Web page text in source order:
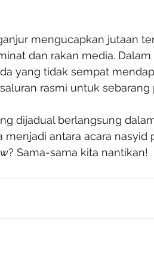
mengucapkan jutaan
dan rakan media.
yang tidak sempat
rasmi untuk
dijadual berlangsung
menjadi antara acara
? Sama-sama kita nantikan!